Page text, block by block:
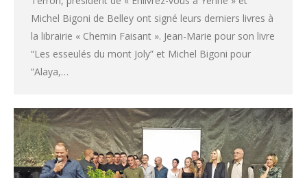
Michel Bigoni de Belley ont signé leurs derniers livres à
la librairie « Chemin Faisant ». Jean-Marie pour son livre
“Les esseulés du mont Joly” et Michel Bigoni pour
“Alaya,…